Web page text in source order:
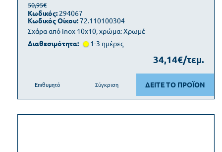
Σχάρα από inox 10x10, χρώμα: Χρωμέ
50,95€
Κωδικός: 294067
Κωδικός Οίκου:72.110100304
Διαθεσιμότητα: 1-3 ημέρες
34,14€/τεμ.
ΔΕΙΤΕ ΤΟ ΠΡΟΪΟΝ
Επιθυμητό Σύγκριση